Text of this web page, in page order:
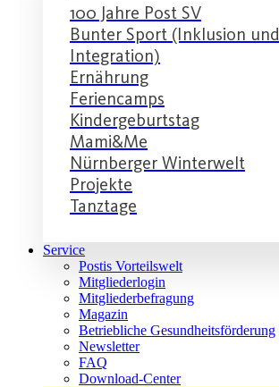
100 Jahre Post SV
Bunter Sport (Inklusion und
Integration)
Ernährung
Feriencamps
Kindergeburtstag
Mami&Me
Nürnberger Winterwelt
Projekte
Tanztage
Service
Postis Vorteilswelt
Mitgliederlogin
Mitgliederbefragung
Magazin
Betriebliche Gesundheitsförderung
Newsletter
FAQ
Download-Center